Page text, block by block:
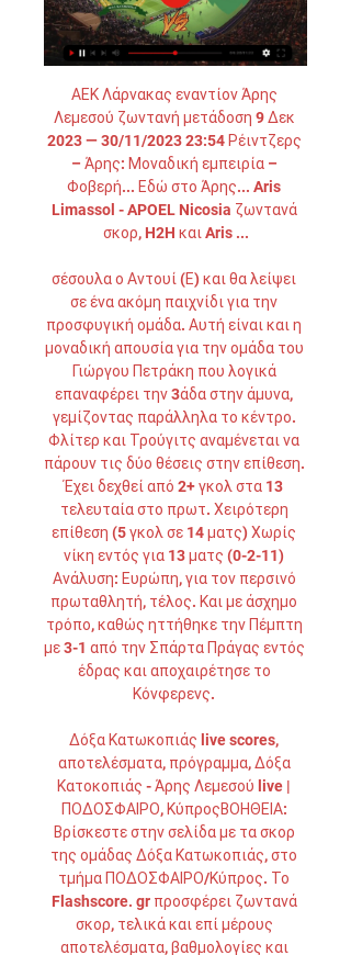
ΑΕΚ Λάρνακας εναντίον Άρης
Λεμεσού ζωντανή μετάδοση 9 Δεκ
2023 — 30/11/2023 23:54 Ρέιντζερς
– Άρης: Μοναδική εμπειρία –
Φοβερή... Εδώ στο Άρης... Aris
Limassol - APOEL Nicosia ζωντανά
σκορ, H2H και Aris ...
σέσουλα ο Αντουί (Ε) και θα λείψει
σε ένα ακόμη παιχνίδι για την
προσφυγική ομάδα. Αυτή είναι και η
μοναδική απουσία για την ομάδα του
Γιώργου Πετράκη που λογικά
επαναφέρει την 3άδα στην άμυνα,
γεμίζοντας παράλληλα το κέντρο.
Φλίτερ και Τρούγιτς αναμένεται να
πάρουν τις δύο θέσεις στην επίθεση.
Έχει δεχθεί από 2+ γκολ στα 13
τελευταία στο πρωτ. Χειρότερη
επίθεση (5 γκολ σε 14 ματς) Χωρίς
νίκη εντός για 13 ματς (0-2-11)
Ανάλυση: Ευρώπη, για τον περσινό
πρωταθλητή, τέλος. Και με άσχημο
τρόπο, καθώς ηττήθηκε την Πέμπτη
με 3-1 από την Σπάρτα Πράγας εντός
έδρας και αποχαιρέτησε το
Κόνφερενς.
Δόξα Κατωκοπιάς live scores,
αποτελέσματα, πρόγραμμα, Δόξα
Κατοκοπιάς - Άρης Λεμεσού live |
ΠΟΔΟΣΦΑΙΡΟ, ΚύπροςΒΟΗΘΕΙΑ:
Βρίσκεστε στην σελίδα με τα σκορ
της ομάδας Δόξα Κατωκοπιάς, στο
τμήμα ΠΟΔΟΣΦΑΙΡΟ/Κύπρος. Το
Flashscore. gr προσφέρει ζωντανά
σκορ, τελικά και επί μέρους
αποτελέσματα, βαθμολογίες και